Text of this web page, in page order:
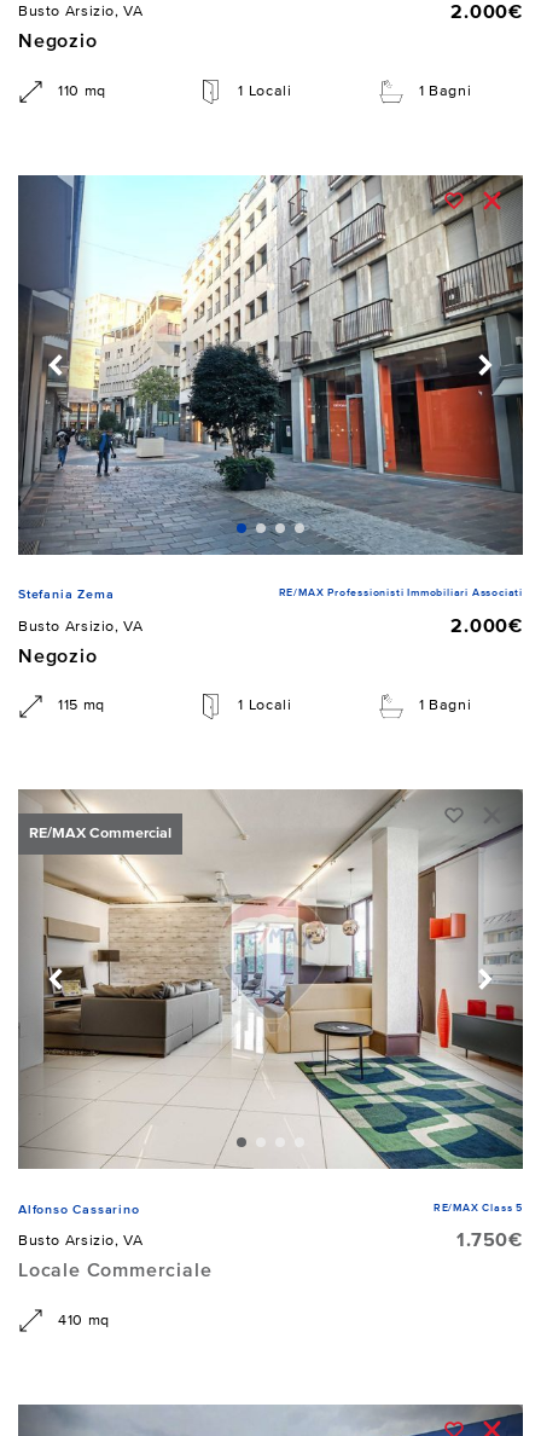
Busto Arsizio, VA
2.000€
Negozio
110 mq 1 Locali 1 Bagni
Stefania Zema RE/MAX Professionisti Immobiliari Associati
Busto Arsizio, VA
2.000€
Negozio
115 mq 1 Locali 1 Bagni
RE/MAX Commercial
Alfonso Cassarino RE/MAX Class 5
Busto Arsizio, VA
1.750€
Locale Commerciale
410 mq